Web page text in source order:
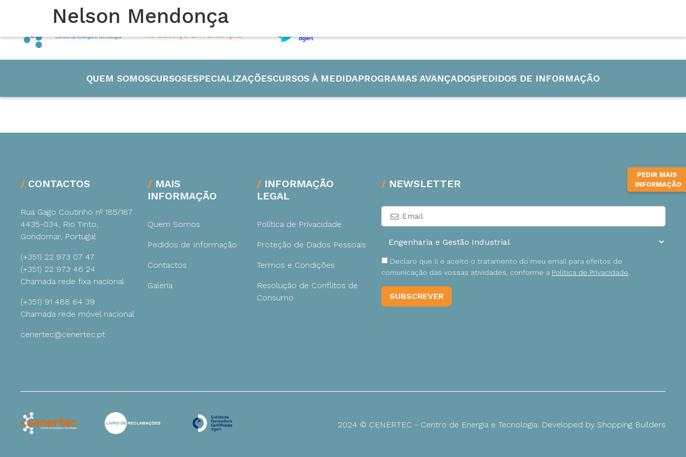
45 ANOS
AO SERVIÇO DA FORMAÇÃO
QUEM SOMOSCURSOS
Eletricidade e Energia
Manutenção
ESPECIALIZAÇÕESCURSOS À MEDIDAPROGRAMAS AVANÇADOSPEDIDOS DE INFORMAÇÃO
PEDIR MAIS
INFORMAÇÃO
Nelson Mendonça
CONTACTOS
Rua Gago Coutinho nº 185/187
4435-034, Rio Tinto,
Gondomar, Portugal
(+351) 22 973 07 47
(+351) 22 973 46 24
Chamada rede fixa nacional
(+351) 91 488 64 39
Chamada rede móvel nacional
cenertec@cenertec.pt
MAIS
INFORMAÇÃO
Quem Somos
Pedidos de Informação
Contactos
Galeria
INFORMAÇÃO
LEGAL
Política de Privacidade
Proteção de Dados Pessoais
Termos e Condições
Resolução de Conflitos de
Consumo
NEWSLETTER
Declaro que li e aceito o tratamento do meu email para efeitos de
comunicação das vossas atividades, conforme a Política de Privacidade
2024 © CENERTEC - Centro de Energia e Tecnologia. Developed by Shopping Builders